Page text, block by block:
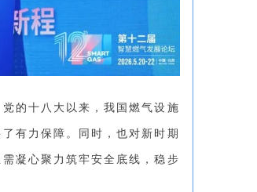
的十八大以来，我国燃气设施
有力保障。同时，也对新时期
凝心聚力筑牢安全底线，稳步